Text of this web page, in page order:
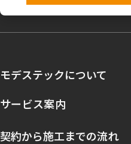
モデステックについて
サービス案内
契約から施工までの流れ